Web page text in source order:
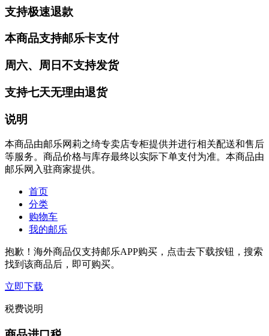
支持极速退款
本商品支持邮乐卡支付
周六、周日不支持发货
支持七天无理由退货
说明
本商品由邮乐网莉之绮专卖店专柜提供并进行相关配送和售后
等服务。商品价格与库存最终以实际下单支付为准。本商品由
邮乐网入驻商家提供。
首页
分类
购物车
我的邮乐
抱歉！海外商品仅支持邮乐APP购买，点击去下载按钮，搜索
找到该商品后，即可购买。
立即下载
税费说明